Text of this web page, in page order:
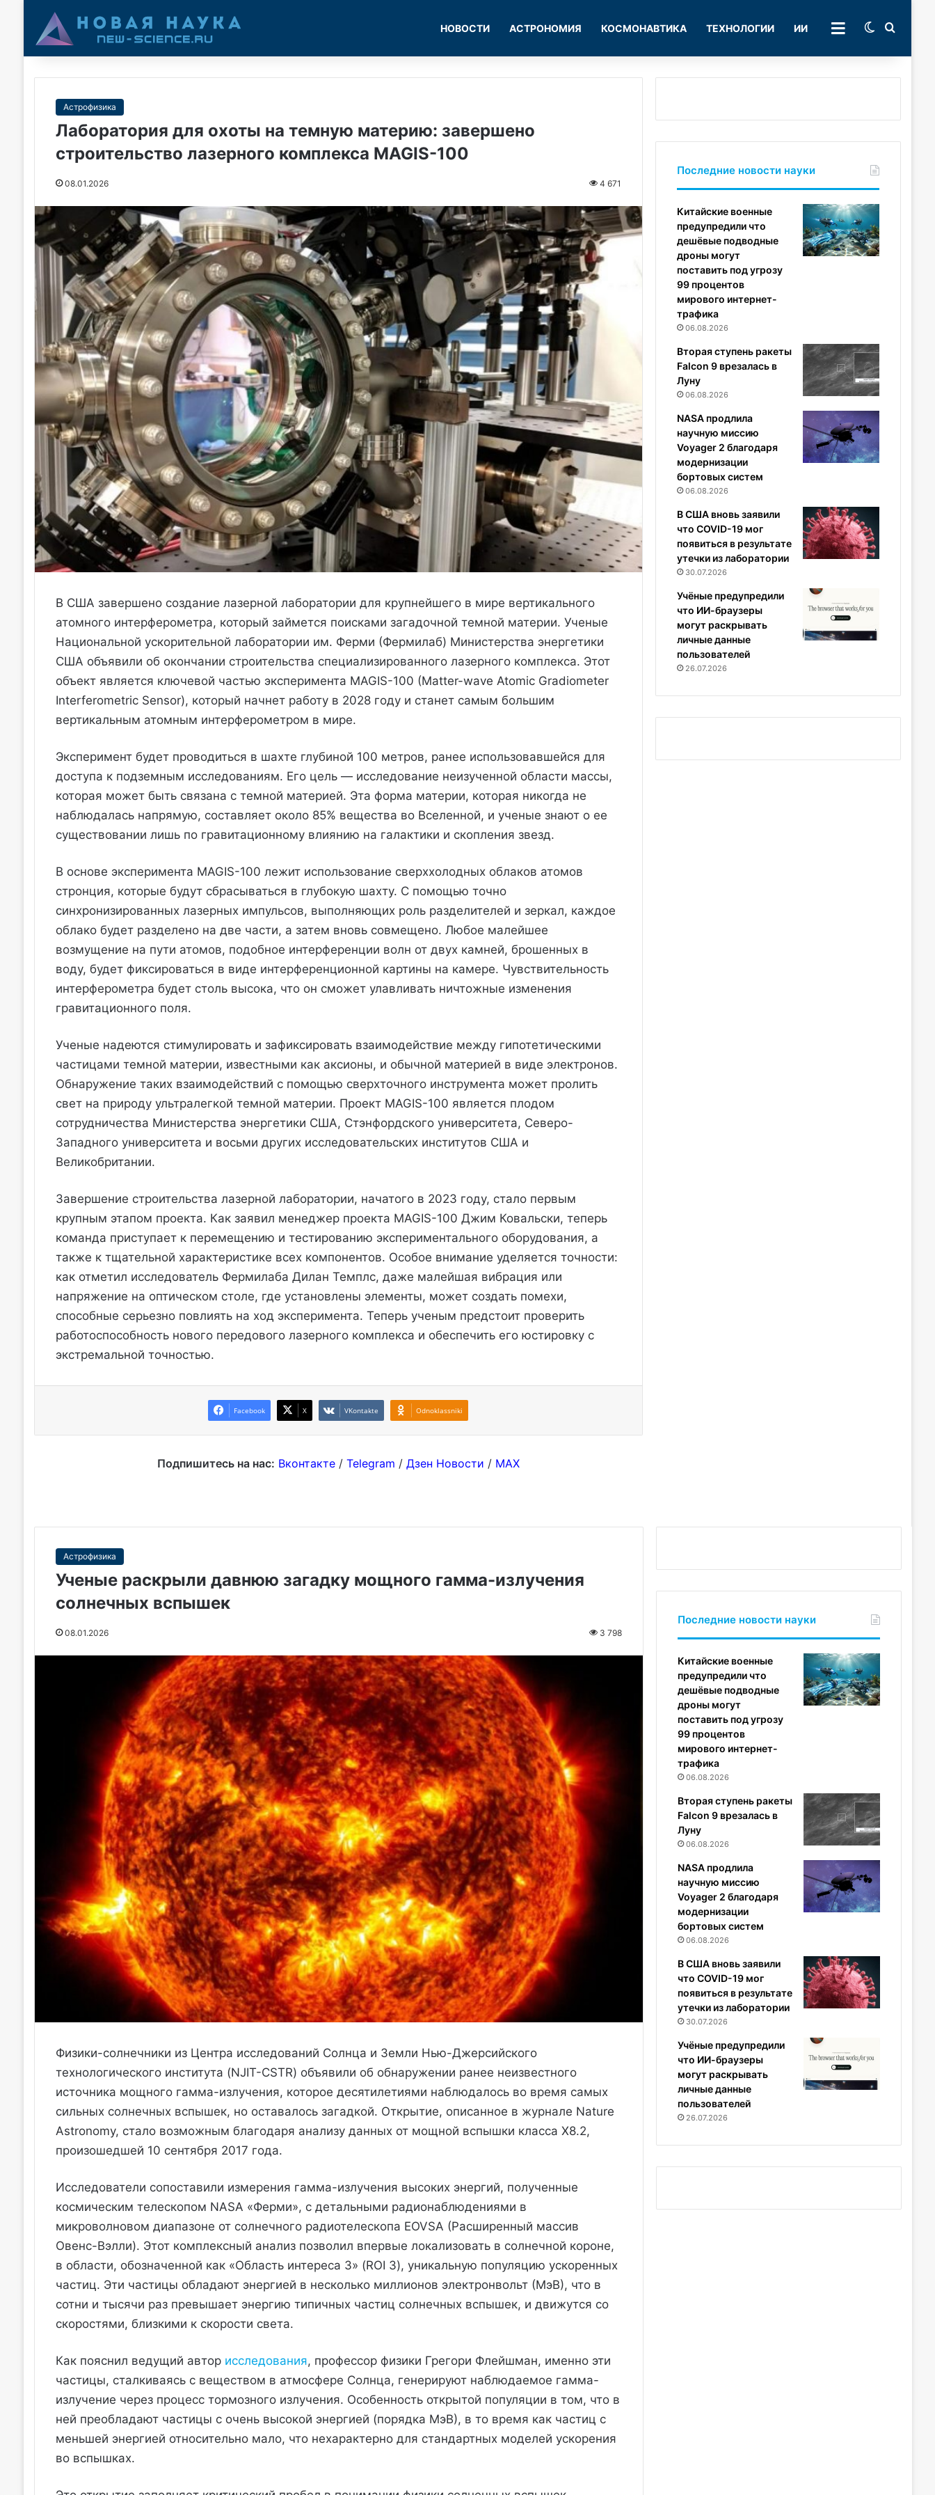
НОВОСТИ АСТРОНОМИЯ КОСМОНАВТИКА ТЕХНОЛОГИИ ИИ РУБРИКИSwitch skin
Астрофизика
Лаборатория для охоты на темную материю: завершено
строительство лазерного комплекса MAGIS-100
08.01.2026 4 671
В США завершено создание лазерной лаборатории для крупнейшего в мире вертикального
атомного интерферометра, который займется поисками загадочной темной материи. Ученые
Национальной ускорительной лаборатории им. Ферми (Фермилаб) Министерства энергетики
США объявили об окончании строительства специализированного лазерного комплекса. Этот
объект является ключевой частью эксперимента MAGIS-100 (Matter-wave Atomic Gradiometer
Interferometric Sensor), который начнет работу в 2028 году и станет самым большим
вертикальным атомным интерферометром в мире.
Эксперимент будет проводиться в шахте глубиной 100 метров, ранее использовавшейся для
доступа к подземным исследованиям. Его цель — исследование неизученной области массы,
которая может быть связана с темной материей. Эта форма материи, которая никогда не
наблюдалась напрямую, составляет около 85% вещества во Вселенной, и ученые знают о ее
существовании лишь по гравитационному влиянию на галактики и скопления звезд.
В основе эксперимента MAGIS-100 лежит использование сверххолодных облаков атомов
стронция, которые будут сбрасываться в глубокую шахту. С помощью точно
синхронизированных лазерных импульсов, выполняющих роль разделителей и зеркал, каждое
облако будет разделено на две части, а затем вновь совмещено. Любое малейшее
возмущение на пути атомов, подобное интерференции волн от двух камней, брошенных в
воду, будет фиксироваться в виде интерференционной картины на камере. Чувствительность
интерферометра будет столь высока, что он сможет улавливать ничтожные изменения
гравитационного поля.
Ученые надеются стимулировать и зафиксировать взаимодействие между гипотетическими
частицами темной материи, известными как аксионы, и обычной материей в виде электронов.
Обнаружение таких взаимодействий с помощью сверхточного инструмента может пролить
свет на природу ультралегкой темной материи. Проект MAGIS-100 является плодом
сотрудничества Министерства энергетики США, Стэнфордского университета, Северо-
Западного университета и восьми других исследовательских институтов США и
Великобритании.
Завершение строительства лазерной лаборатории, начатого в 2023 году, стало первым
крупным этапом проекта. Как заявил менеджер проекта MAGIS-100 Джим Ковальски, теперь
команда приступает к перемещению и тестированию экспериментального оборудования, а
также к тщательной характеристике всех компонентов. Особое внимание уделяется точности:
как отметил исследователь Фермилаба Дилан Темплс, даже малейшая вибрация или
напряжение на оптическом столе, где установлены элементы, может создать помехи,
способные серьезно повлиять на ход эксперимента. Теперь ученым предстоит проверить
работоспособность нового передового лазерного комплекса и обеспечить его юстировку с
экстремальной точностью.
Facebook X VKontakte Odnoklassniki
Подпишитесь на нас: Вконтакте/ Telegram / Дзен Новости / MAX
Последние новости науки
Китайские военные
предупредили что
дешёвые подводные
дроны могут
поставить под угрозу
99 процентов
мирового интернет-
трафика
06.08.2026
Вторая ступень ракеты
Falcon 9 врезалась в
Луну
06.08.2026
NASA продлила
научную миссию
Voyager 2 благодаря
модернизации
бортовых систем
06.08.2026
В США вновь заявили
что COVID-19 мог
появиться в результате
утечки из лаборатории
30.07.2026
Учёные предупредили
что ИИ-браузеры
могут раскрывать
личные данные
пользователей
26.07.2026